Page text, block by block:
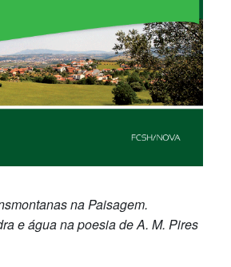
na Paisagem.
e água na poesia de A. M. Pires